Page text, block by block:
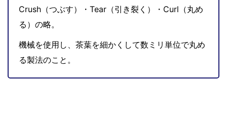
Crush（つぶす）・Tear（引き裂く）・Curl（丸め
る）の略。
機械を使用し、茶葉を細かくして数ミリ単位で丸め
る製法のこと。